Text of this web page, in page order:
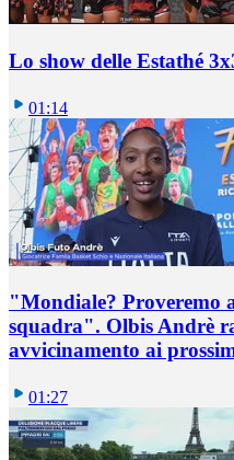
Lo show delle Estathé
01:14
"Mondiale? Proveremo
squadra". Olbis Andrè
avvicinamento ai
01:27